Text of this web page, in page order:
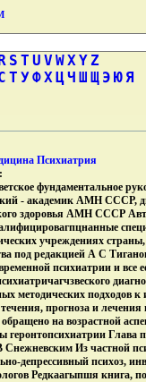
S T U V WXY Z
Т УФХЦЧ Ш Щ Э ЮЯ
Психиатрия
фундаментальное
- академик АМН СССР,
здоровья АМН СССР
учреждениях страны,
под редакцией А С
психиатрии и все
методических подходов
прогноза и лечения
на возрастной
геронтопсихиатрии Глава
Из частной
депрессивный психоз,
Редкаагыпшя книга,